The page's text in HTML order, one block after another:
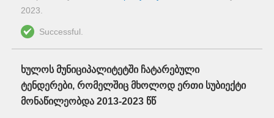
2023
Successful.
ხულოს მუნიციპალიტეტში ჩატარებული
ტენდერები, რომელშიც მხოლოდ ერთი სუბიექტი
მონაწილეობდა 2013-2023 წწ